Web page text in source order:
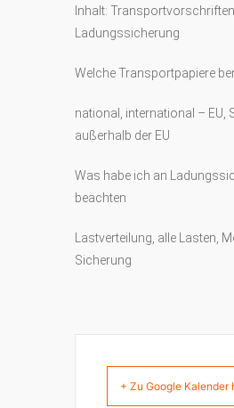
Inhalt: Transportvorschriften,
Ladungssicherung
Welche Transportpapiere
national, international – EU,
außerhalb der EU
Was habe ich an
beachten
Lastverteilung, alle Lasten,
Sicherung
+ Zu Google Kalender